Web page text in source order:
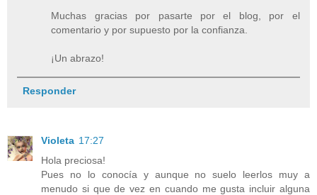
Muchas gracias por pasarte por el blog, por el
comentario y por supuesto por la confianza.
¡Un abrazo!
Responder
Violeta 17:27
Hola preciosa!
Pues no lo conocía y aunque no suelo leerlos muy a
menudo si que de vez en cuando me gusta incluir alguna